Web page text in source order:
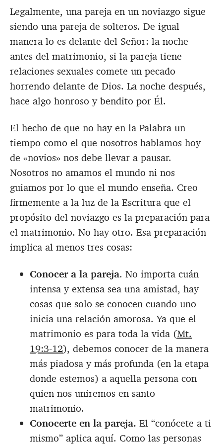
Legalmente, una pareja en un noviazgo sigue
siendo una pareja de solteros. De igual
manera lo es delante del Señor: la noche
antes del matrimonio, si la pareja tiene
relaciones sexuales comete un pecado
horrendo delante de Dios. La noche después,
hace algo honroso y bendito por Él.
El hecho de que no hay en la Palabra un
tiempo como el que nosotros hablamos hoy
de «novios» nos debe llevar a pausar.
Nosotros no amamos el mundo ni nos
guiamos por lo que el mundo enseña. Creo
firmemente a la luz de la Escritura que el
propósito del noviazgo es la preparación para
el matrimonio. No hay otro. Esa preparación
implica al menos tres cosas:
Conocer a la pareja. No importa cuán
intensa y extensa sea una amistad, hay
cosas que solo se conocen cuando uno
inicia una relación amorosa. Ya que el
matrimonio es para toda la vida (Mt.
19:3-12), debemos conocer de la manera
más piadosa y más profunda (en la etapa
donde estemos) a aquella persona con
quien nos uniremos en santo
matrimonio.
Conocerte en la pareja. El “conócete a ti
mismo” aplica aquí. Como las personas